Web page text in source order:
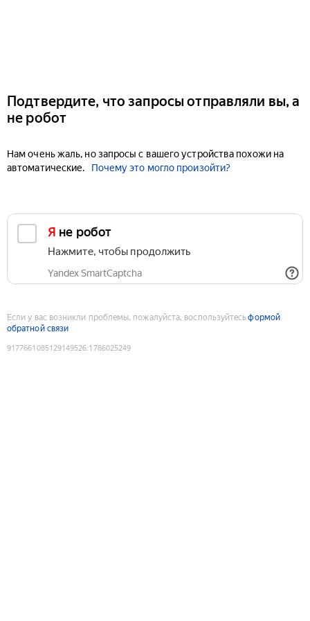
Подтвердите, что запросы отправляли вы, а
не робот
Нам очень жаль, но запросы с вашего устройства похожи на
автоматические.
Почему это могло произойти?
Я не робот
Нажмите, чтобы продолжить
Yandex SmartCaptcha
Если у вас возникли проблемы, пожалуйста, воспользуйтесьформой
обратной связи
9177661085129149526:1786025249